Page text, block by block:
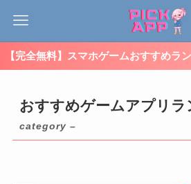
【完全無料】スマホゲームおすすめラ
おすすめゲームアプリラ
category –